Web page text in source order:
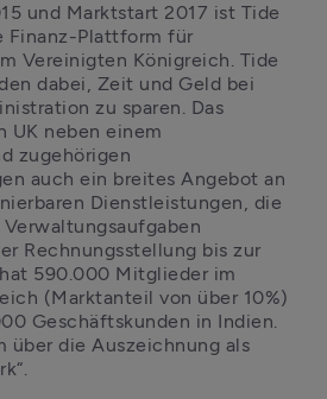
und Marktstart 2017 ist Tide
Finanz-Plattform für
Vereinigten Königreich. Tide
dabei, Zeit und Geld bei
zu sparen. Das
UK neben einem
zugehörigen
auch ein breites Angebot an
Dienstleistungen, die
Rechnungsstellung bis zur
590.000 Mitglieder im
(Marktanteil von über 10%)
Geschäftskunden in Indien.
über die Auszeichnung als